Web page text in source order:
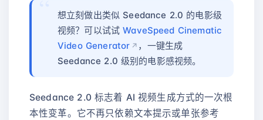
想立刻做出类似 Seedance 2.0 的电影级
视频？可以试试WaveSpeed Cinematic
Video Generator
，一键生成
Seedance 2.0 级别的电影感视频。
Seedance 2.0 标志着 AI 视频生成方式的一次根
本性变革。它不再只依赖文本提示或单张参考